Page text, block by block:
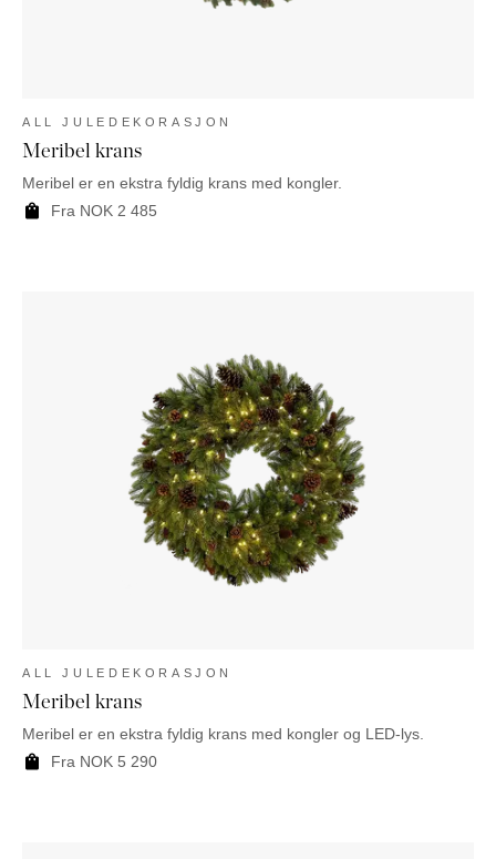
ALL JULEDEKORASJON
Meribel krans
Meribel er en ekstra fyldig krans med kongler.
Fra NOK 2 485
ALL JULEDEKORASJON
Meribel krans
Meribel er en ekstra fyldig krans med kongler og LED-lys.
Fra NOK 5 290